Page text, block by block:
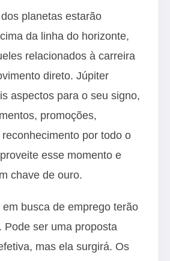
planetas estarão
da linha do horizonte,
relacionados à carreira
direto. Júpiter
aspectos para o seu signo,
promoções,
por todo o
esse momento e
chave de ouro.
busca de emprego terão
Pode ser uma proposta
mas ela surgirá. Os